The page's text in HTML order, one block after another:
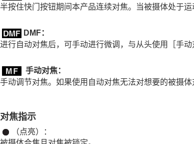
调节曝光/测光模式
Log拍摄的设置
采用拍摄模式进行拍摄（连拍/自拍
自拍定时（动态影像）
快门设置
半按住快门按钮期间本产品连续对焦。当被摄体处于
DMF：
进行自动对焦后，可手动进行微调，与从头使用
［手动
手动对焦：
手动调节对焦。如果使用自动对焦无法对想要的被摄体
对焦指示
（点亮）：